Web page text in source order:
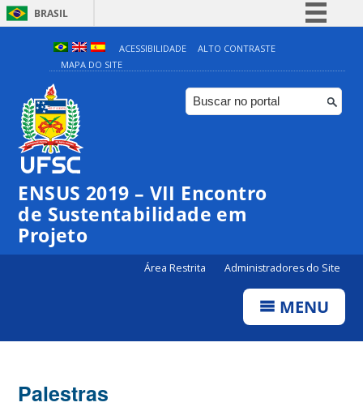
BRASIL
Simplifique!
Comunica BR
Participe
ACESSIBILIDADE
ALTO CONTRASTE
MAPA DO SITE
ENSUS 2019 – VII Encontro
de Sustentabilidade em
Projeto
Área Restrita Administradores do Site
MENU
Palestras